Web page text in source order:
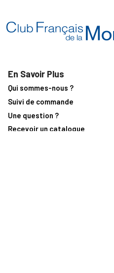
En Savoir Plus
Qui sommes-nous ?
Suivi de commande
Une question ?
Recevoir un catalogue